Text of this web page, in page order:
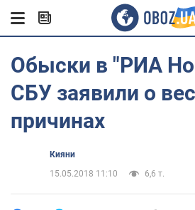
Обыски в "РИА
СБУ заявили о
причинах
Кияни
15.05.2018 11:10
6,6 т.